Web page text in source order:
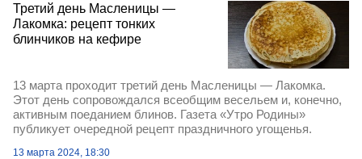
Третий день Масленицы —
Лакомка: рецепт тонких
блинчиков на кефире
13 марта проходит третий день Масленицы — Лакомка.
Этот день сопровождался всеобщим весельем и, конечно,
активным поеданием блинов. Газета «Утро Родины»
публикует очередной рецепт праздничного угощенья.
13 марта 2024, 18:30